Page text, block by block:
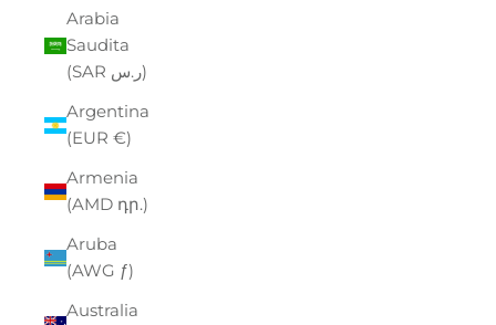
Arabia
Saudita
(SAR ر.س)
Argentina
(EUR €)
Armenia
(AMD դր.)
Aruba
(AWG ƒ)
Australia